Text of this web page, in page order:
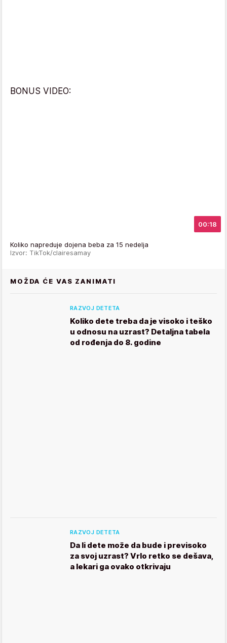
BONUS VIDEO:
00:18
Koliko napreduje dojena beba za 15 nedelja
Izvor: TikTok/clairesamay
MOŽDA ĆE VAS ZANIMATI
RAZVOJ DETETA
Koliko dete treba da je visoko i teško
u odnosu na uzrast? Detaljna tabela
od rođenja do 8. godine
RAZVOJ DETETA
Da li dete može da bude i previsoko
za svoj uzrast? Vrlo retko se dešava,
a lekari ga ovako otkrivaju